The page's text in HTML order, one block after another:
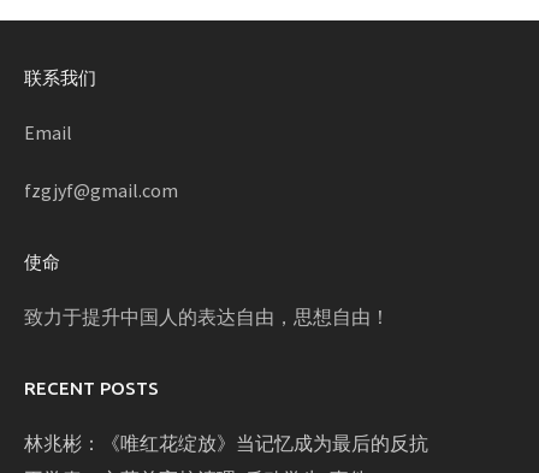
联系我们
Email
fzgjyf@gmail.com
使命
致力于提升中国人的表达自由，思想自由！
RECENT POSTS
林兆彬：《唯红花绽放》当记忆成为最后的反抗